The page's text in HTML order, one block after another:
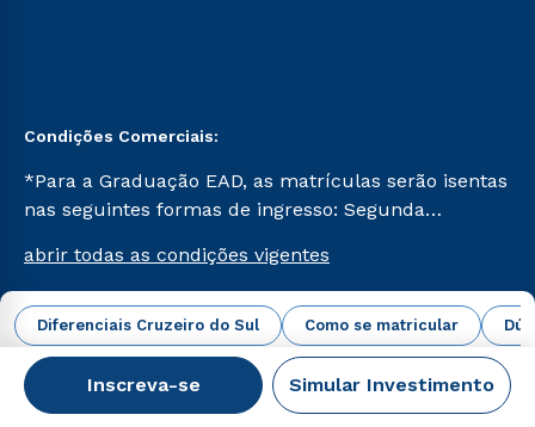
Diferenciais Cruzeiro do Sul Como se matricular
Inscreva-se Simular Investimento
Condições Comerciais:
*Para a Graduação EAD, as matrículas serão isentas
nas seguintes formas de ingresso: Segunda
Já para as demais, a taxa de matrícula será de R$
49. *Para a Pós-graduação EAD, as ofertas
mencionadas são referentes aos cursos: Ensino
Religioso, Geografia para a Docência e Metodologia
do Ensino de História: Questões Atuais.
abrir todas as condições vigentes
Campus Virtual Cruzeiro do Sul Educacional © 2026 -
Todos os direitos reservados.
CNPJ: 62.984.091/0001-02